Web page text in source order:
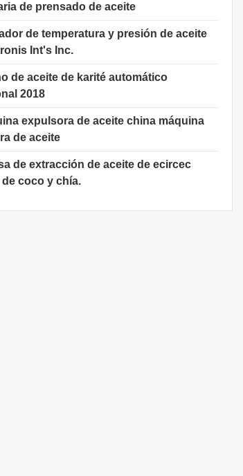
de prensado de aceite
de temperatura y presión de aceite
Int's Inc.
de aceite de karité automático
2018
expulsora de aceite china máquina
de aceite
de extracción de aceite de ecircec
coco y chía.